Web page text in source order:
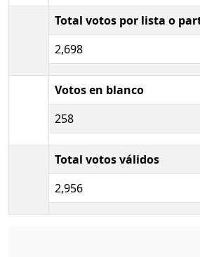
Total votos por lista o
2,698
Votos en blanco
258
Total votos válidos
2,956